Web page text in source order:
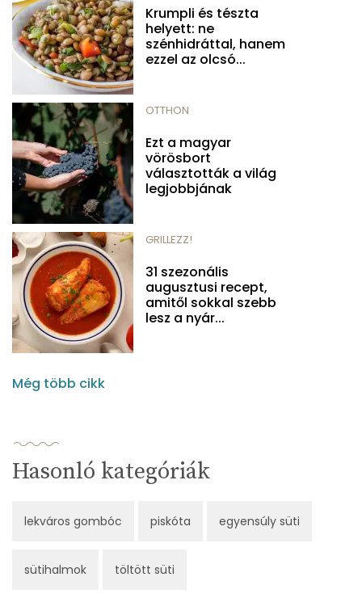
Krumpli és tészta
helyett: ne
szénhidráttal, hanem
ezzel az olcsó...
OTTHON
Ezt a magyar
vörösbort
választották a világ
legjobbjának
GRILLEZZ!
31 szezonális
augusztusi recept,
amitől sokkal szebb
lesz a nyár...
Még több cikk
Hasonló kategóriák
lekváros gombóc piskóta egyensúly süti
sütihalmok töltött süti